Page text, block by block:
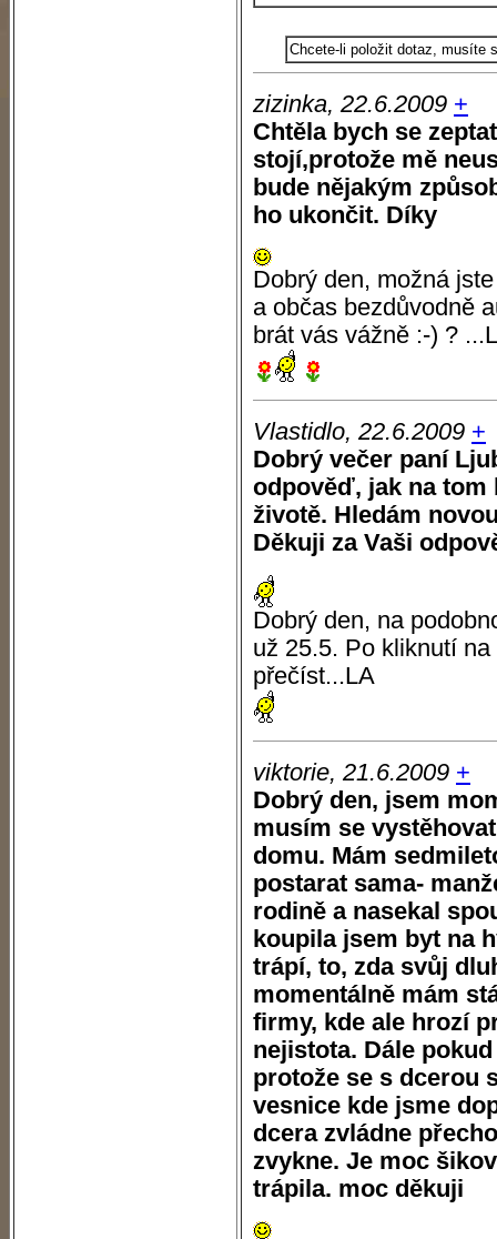
Chcete-li položit dotaz, musíte
zizinka, 22.6.2009 +
Chtěla bych se
stojí,protože mě
bude nějakým
ho ukončit. Díky
Dobrý den, možná
a občas bezdůvodně
brát vás vážně :-) ?
Vlastidlo, 22.6.2009 +
Dobrý večer paní
odpověď, jak na tom
životě. Hledám
Děkuji za Vaši
Dobrý den, na
už 25.5. Po kliknutí
přečíst...LA
viktorie, 21.6.2009 +
Dobrý den, jsem
musím se
domu. Mám
postarat sama-
rodině a nasekal
koupila jsem byt na
trápí, to, zda svůj
momentálně mám
firmy, kde ale hrozí
nejistota. Dále
protože se s dcerou
vesnice kde jsme
dcera zvládne
zvykne. Je moc
trápila. moc děkuji